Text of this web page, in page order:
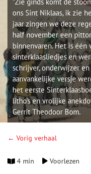
ons Sint Niklaas, ik zie
jaar zingen we deze
half november een
binnenvaren. Het is één
sinterklaasliedjes en
schrijver, onderwijzer en
aanvankelijke versje
het eerste
litho's en vrolijke
Gerrit Theodoor Bom.
← Vorig verhaal
4 min Voorlezen